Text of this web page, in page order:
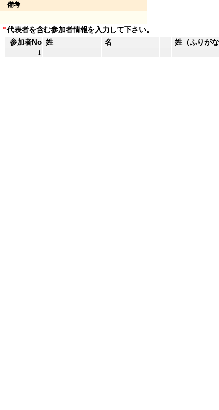
備考
*代表者を含む参加者情報を入力して下さい。
参加者No 姓 名 姓（ふりが
1